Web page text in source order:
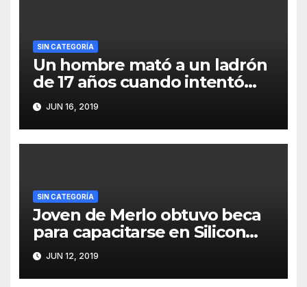
SIN CATEGORÍA
Un hombre mató a un ladrón
de 17 años cuando intentó
robarle
JUN 16, 2019
SIN CATEGORÍA
Joven de Merlo obtuvo beca
para capacitarse en Silicon
Valley
JUN 12, 2019